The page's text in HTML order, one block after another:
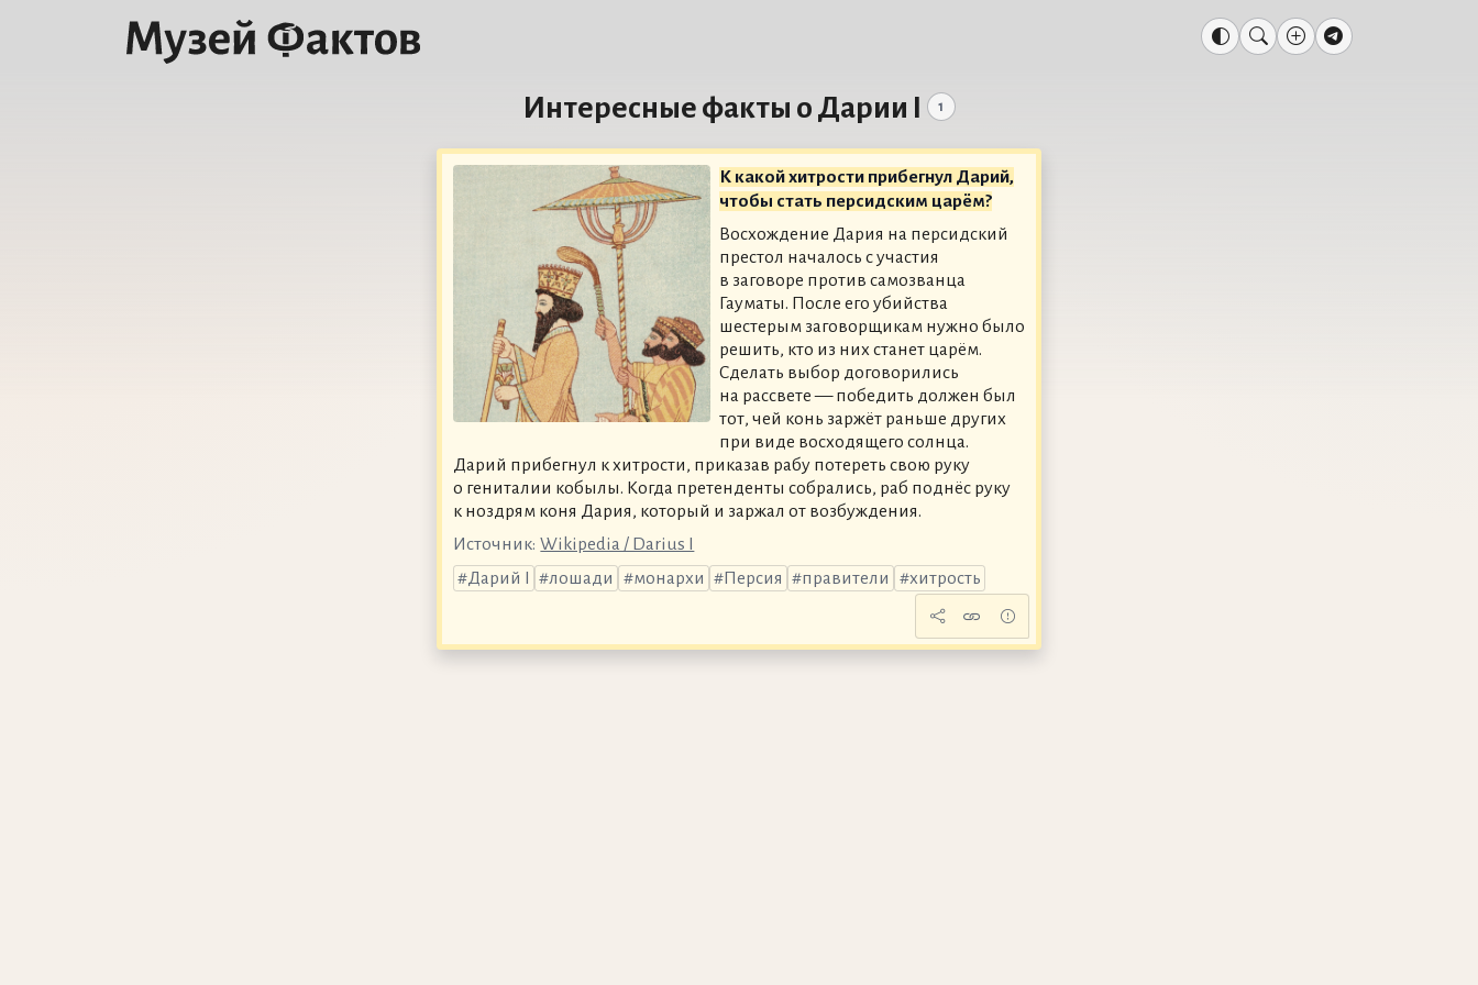
Интересные факты о Дарии I 1
К какой хитрости прибегнул Дарий,
чтобы стать персидским царём?
Восхождение Дария на персидский
престол началось с участия
в заговоре против самозванца
Гауматы. После его убийства
шестерым заговорщикам нужно было
решить, кто из них станет царём.
Сделать выбор договорились
на рассвете — победить должен был
тот, чей конь заржёт раньше других
при виде восходящего солнца.
Дарий прибегнул к хитрости, приказав рабу потереть свою руку
о гениталии кобылы. Когда претенденты собрались, раб поднёс руку
к ноздрям коня Дария, который и заржал от возбуждения.
Источник: Wikipedia / Darius I
Дарий I
лошади монархи Персия правители хитрость